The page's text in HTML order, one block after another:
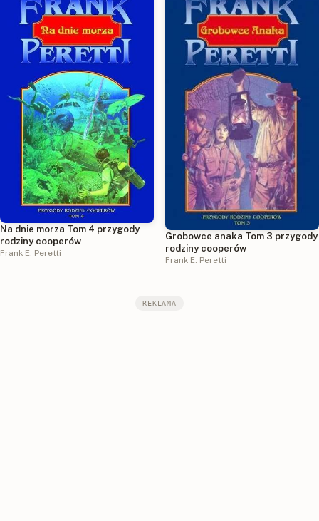
Na dnie morza Tom 4 przygody
rodziny cooperów
Frank E. Peretti
Grobowce anaka Tom 3 przygody
rodziny cooperów
Frank E. Peretti
REKLAMA